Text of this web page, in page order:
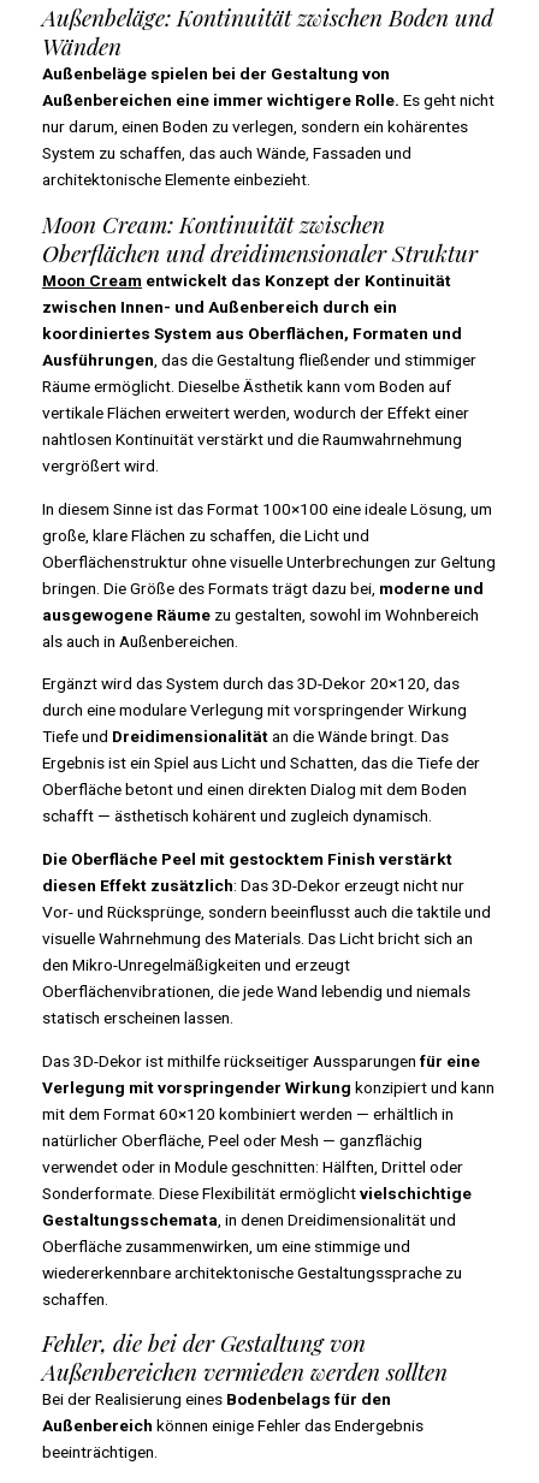
Außenbeläge: Kontinuität zwischen Boden und
Wänden
Außenbeläge spielen bei der Gestaltung von
Außenbereichen eine immer wichtigere Rolle. Es geht nicht
nur darum, einen Boden zu verlegen, sondern ein kohärentes
System zu schaffen, das auch Wände, Fassaden und
architektonische Elemente einbezieht.
Moon Cream: Kontinuität zwischen
Oberflächen und dreidimensionaler Struktur
Moon Cream entwickelt das Konzept der Kontinuität
zwischen Innen- und Außenbereich durch ein
koordiniertes System aus Oberflächen, Formaten und
Ausführungen , das die Gestaltung fließender und stimmiger
Räume ermöglicht. Dieselbe Ästhetik kann vom Boden auf
vertikale Flächen erweitert werden, wodurch der Effekt einer
nahtlosen Kontinuität verstärkt und die Raumwahrnehmung
vergrößert wird.
In diesem Sinne ist das Format 100×100 eine ideale Lösung, um
große, klare Flächen zu schaffen, die Licht und
Oberflächenstruktur ohne visuelle Unterbrechungen zur Geltung
bringen. Die Größe des Formats trägt dazu bei, moderne und
ausgewogene Räume zu gestalten, sowohl im Wohnbereich
als auch in Außenbereichen.
Ergänzt wird das System durch das 3D-Dekor 20×120, das
durch eine modulare Verlegung mit vorspringender Wirkung
Tiefe und Dreidimensionalitätan die Wände bringt. Das
Ergebnis ist ein Spiel aus Licht und Schatten, das die Tiefe der
Oberfläche betont und einen direkten Dialog mit dem Boden
schafft — ästhetisch kohärent und zugleich dynamisch.
Die Oberfläche Peel mit gestocktem Finish verstärkt
diesen Effekt zusätzlich: Das 3D-Dekor erzeugt nicht nur
Vor- und Rücksprünge, sondern beeinflusst auch die taktile und
visuelle Wahrnehmung des Materials. Das Licht bricht sich an
den Mikro-Unregelmäßigkeiten und erzeugt
Oberflächenvibrationen, die jede Wand lebendig und niemals
statisch erscheinen lassen.
Das 3D-Dekor ist mithilfe rückseitiger Aussparungen für eine
Verlegung mit vorspringender Wirkung konzipiert und kann
mit dem Format 60×120 kombiniert werden — erhältlich in
natürlicher Oberfläche, Peel oder Mesh — ganzflächig
verwendet oder in Module geschnitten: Hälften, Drittel oder
Sonderformate. Diese Flexibilität ermöglichtvielschichtige
Gestaltungsschemata , in denen Dreidimensionalität und
Oberfläche zusammenwirken, um eine stimmige und
wiedererkennbare architektonische Gestaltungssprache zu
schaffen.
Fehler, die bei der Gestaltung von
Außenbereichen vermieden werden sollten
Bei der Realisierung eines Bodenbelags für den
Außenbereich können einige Fehler das Endergebnis
beeinträchtigen.